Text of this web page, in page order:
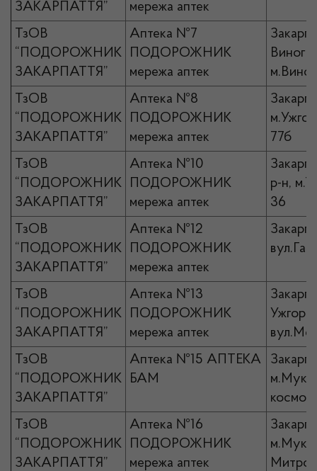
ЗАКАРПАТТЯ”
мережа аптек
ТзОВ
“ПОДОРОЖНИК
ЗАКАРПАТТЯ”
Аптека №7
ПОДОРОЖНИК
мережа аптек
ТзОВ
“ПОДОРОЖНИК
ЗАКАРПАТТЯ”
Аптека №8
ПОДОРОЖНИК
мережа аптек
77б
ТзОВ
“ПОДОРОЖНИК
ЗАКАРПАТТЯ”
Аптека №10
ПОДОРОЖНИК
мережа аптек
р-н,
36
ТзОВ
“ПОДОРОЖНИК
ЗАКАРПАТТЯ”
Аптека №12
ПОДОРОЖНИК
мережа аптек
ТзОВ
“ПОДОРОЖНИК
ЗАКАРПАТТЯ”
Аптека №13
ПОДОРОЖНИК
мережа аптек
ТзОВ
“ПОДОРОЖНИК
ЗАКАРПАТТЯ”
Аптека №15 АПТЕКА
БАМ
ТзОВ
“ПОДОРОЖНИК
ЗАКАРПАТТЯ”
Аптека №16
ПОДОРОЖНИК
мережа аптек